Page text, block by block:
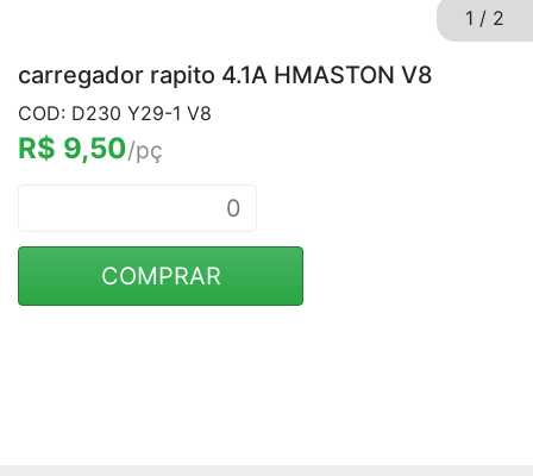
1 / 2
carregador rapito 4.1A HMASTON V8
COD: D230 Y29-1 V8
R$ 9,50/pç
COMPRAR